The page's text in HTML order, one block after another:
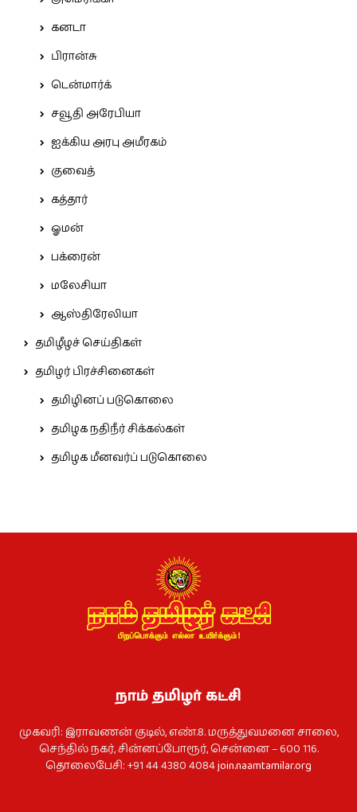
கனடா
பிரான்சு
டென்மார்க்
சவூதி அரேபியா
ஐக்கிய அரபு அமீரகம்
குவைத்
கத்தார்
ஓமன்
பக்ரைன்
மலேசியா
ஆஸ்திரேலியா
தமிழீழச் செய்திகள்
தமிழர் பிரச்சினைகள்
தமிழினப் படுகொலை
தமிழக நதிநீர் சிக்கல்கள்
தமிழக மீனவர்ப் படுகொலை
நாம் தமிழர் கட்சி
முகவரி: இராவணன் குடில், எண்.8. மருத்துவமனை சாலை,
செந்தில் நகர், சின்னப்போரூர், சென்னை – 600 116.
தொலைபேசி: +91 44 4380 4084join.naamtamilar.org